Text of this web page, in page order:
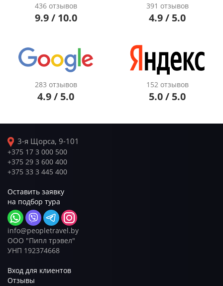
436 отзывов
9.9 / 10.0
391 отзывов
4.9 / 5.0
283 отзывов
4.9 / 5.0
152 отзывов
5.0 / 5.0
3-я Щорса, 9-101
+375 17 3 000 500
+375 29 3 600 400
+375 33 3 445 400
Оставить заявку
на подбор тура
info@peopletravel.by
ООО "Пипл трэвел"
УНП 192374668
Вход для клиентов
Отзывы